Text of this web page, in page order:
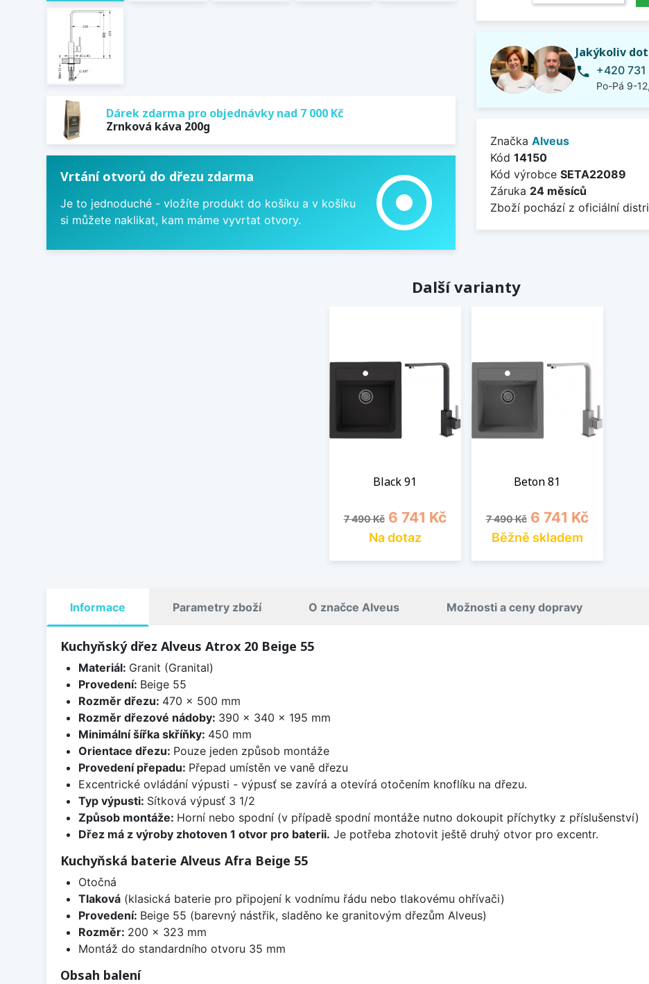
Dárek zdarma pro objednávky nad 7 000 Kč
Zrnková káva 200g
Vrtání otvorů do dřezu zdarma
Je to jednoduché - vložíte produkt do košíku a v košíku
si můžete naklikat, kam máme vyvrtat otvory.
adjust
Jakýkoliv
phone +420
Po-Pá 9-
Značka Alveus
Kód 14150
Kód výrobce SETA22089
Záruka 24 měsíců
Zboží pochází z oficiální
Další varianty
Black 91
Běžná cena
7 490 Kč Cena
6 741 Kč
Na dotaz
Beton 81
Běžná cena
7 490 Kč Cena
6 741 Kč
Běžně skladem
Informace Parametry zboží O značce Alveus Možnosti a ceny dopravy
Kuchyňský dřez Alveus Atrox 20 Beige 55
Materiál: Granit (Granital)
Provedení: Beige 55
Rozměr dřezu: 470 x 500 mm
Rozměr dřezové nádoby: 390 x 340 x 195 mm
Minimální šířka skříňky: 450 mm
Orientace dřezu: Pouze jeden způsob montáže
Provedení přepadu: Přepad umístěn ve vaně dřezu
Excentrické ovládání výpusti - výpusť se zavírá a otevírá otočením knoflíku na dřezu.
Typ výpusti: Sítková výpusť 3 1/2
Způsob montáže: Horní nebo spodní (v případě spodní montáže nutno dokoupit příchytky z příslušenství)
Dřez má z výroby zhotoven 1 otvor pro baterii. Je potřeba zhotovit ještě druhý otvor pro excentr.
Kuchyňská baterie Alveus Afra Beige 55
Otočná
Tlaková(klasická baterie pro připojení k vodnímu řádu nebo tlakovému ohřívači)
Provedení: Beige 55 (barevný nástřik, sladěno ke granitovým dřezům Alveus)
Rozměr: 200 x 323 mm
Montáž do standardního otvoru 35 mm
Obsah balení